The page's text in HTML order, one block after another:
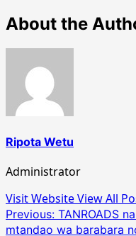
About the
Ripota Wetu
Administrator
Visit WebsiteView All
Post
Previous: TANROADS
mtandao wa barabara